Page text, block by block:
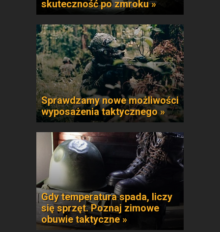
skuteczność po zmroku »
Sprawdzamy nowe możliwości
wyposażenia taktycznego »
Gdy temperatura spada, liczy
się sprzęt. Poznaj zimowe
obuwie taktyczne »